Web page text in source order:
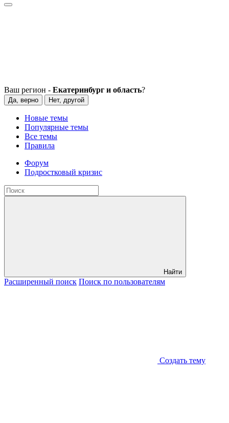
Ваш регион - Екатеринбург и область?
Да, верно Нет, другой
Новые темы
Популярные темы
Все темы
Правила
Форум
Подростковый кризис
Найти
Расширенный поиск Поиск по пользователям
Создать тему